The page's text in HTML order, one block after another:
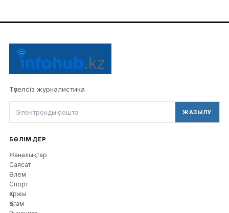
Тәуелсіз журналистика
ЖАЗЫЛУ
БӨЛІМДЕР
Жаңалықтар
Саясат
Әлем
Спорт
Қаржы
Қоғам